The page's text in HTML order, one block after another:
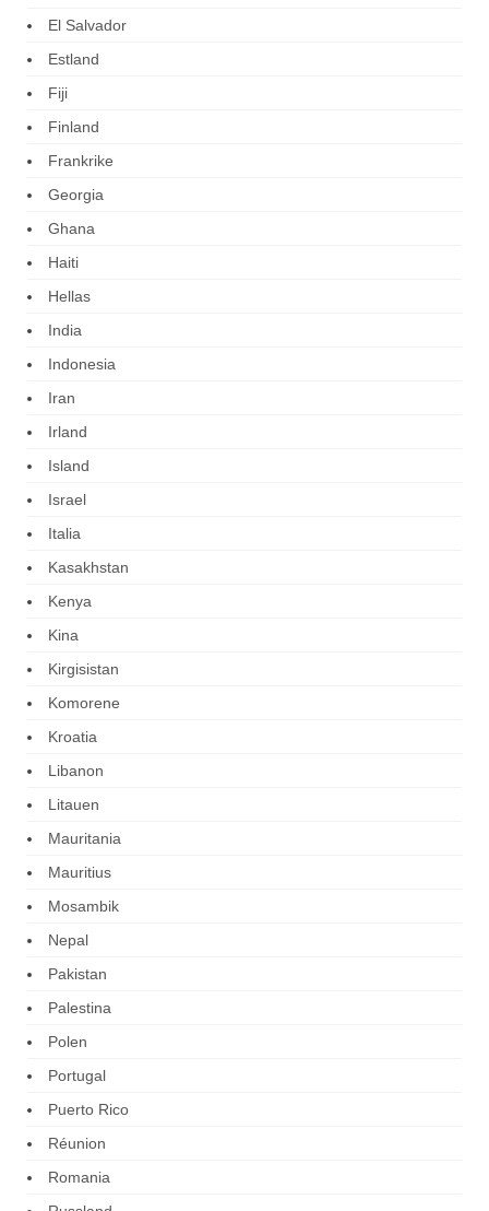
El Salvador
Estland
Fiji
Finland
Frankrike
Georgia
Ghana
Haiti
Hellas
India
Indonesia
Iran
Irland
Island
Israel
Italia
Kasakhstan
Kenya
Kina
Kirgisistan
Komorene
Kroatia
Libanon
Litauen
Mauritania
Mauritius
Mosambik
Nepal
Pakistan
Palestina
Polen
Portugal
Puerto Rico
Réunion
Romania